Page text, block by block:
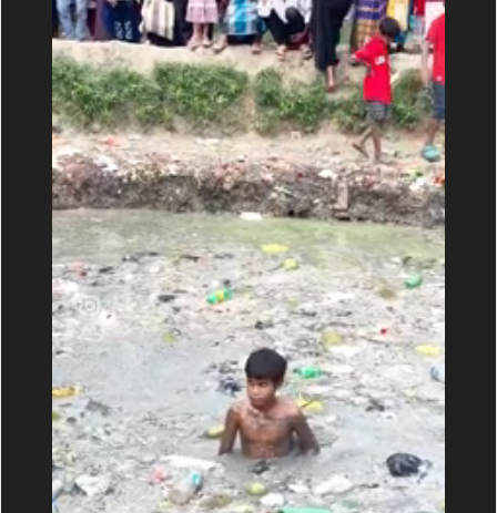
не вывожу. Я думаю, это знакомо многим, кто
поддерживает подрядок вокруг себя.
Я лично задолбалась в край. Где искать мотивации, я
не знаю. Просвета никакого не вижу.